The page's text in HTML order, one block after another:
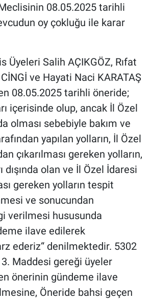
08.05.2025 tarihli
oy çokluğu ile karar
Üyeleri Salih AÇIKGÖZ, Rıfat
ve Hayati Naci KARATAŞ
08.05.2025 tarihli öneride;
içerisinde olup, ancak İl Özel
olması sebebiyle bakım ve
yapılan yolların, İl Özel
çıkarılması gereken yolların,
dışında olan ve İl Özel İdaresi
gereken yolların tespit
ve sonucundan
verilmesi hususunda
ilave edilerek
ederiz“ denilmektedir. 5302
Maddesi gereği üyeler
önerinin gündeme ilave
Öneride bahsi geçen